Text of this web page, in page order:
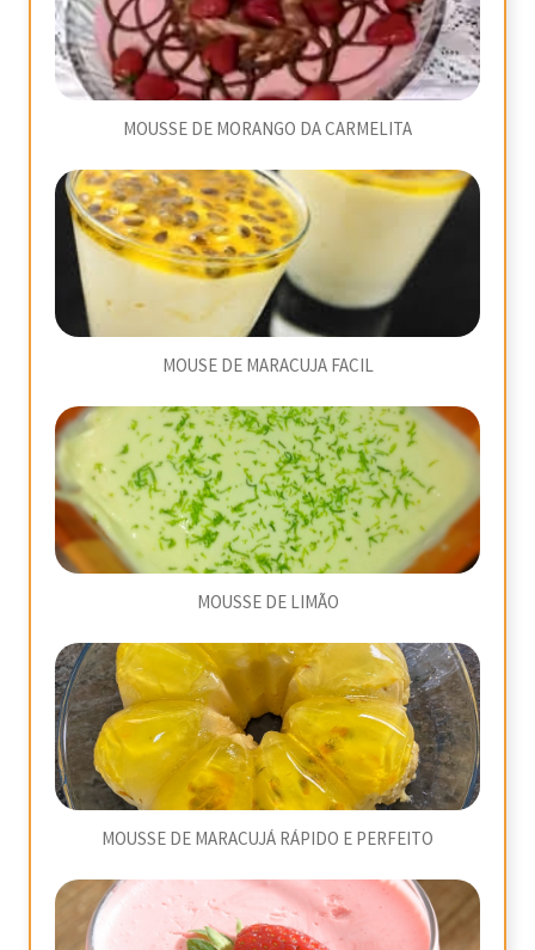
MOUSSE DE MORANGO DA CARMELITA
MOUSE DE MARACUJA FACIL
MOUSSE DE LIMÃO
MOUSSE DE MARACUJÁ RÁPIDO E PERFEITO